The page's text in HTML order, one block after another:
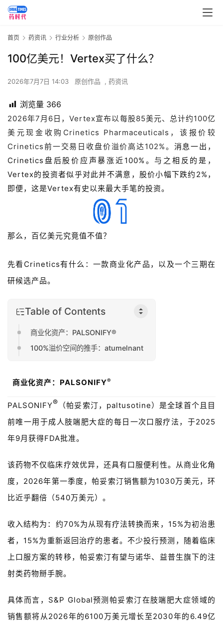
首页 药资讯 行业分析 原创作品
100亿美元！Vertex买了什么？
2026年7月7日 14:03 原创作品 , 药资讯
浏览量 366
2026年7月6日，Vertex宣布以每股85美元、总计约100亿
美元现金收购Crinetics Pharmaceuticals，该报价较
Crinetics前一交易日收盘价溢价高达102%。 消息一出，
Crinetics盘后股价应声暴涨近100%。与之相反的是 ，
Vertex的投资者似乎对此并不满意，股价小幅下跌约2%，
即便，这是Vertex有史以来最大手笔的投资。
那么，百亿美元究竟值不值？
先看Crinetics有什么：一款商业化产品，以及一个三期在
研候选产品。
Table of Contents
商业化资产：PALSONIFY®
100%溢价空间的推手：atumelnant
商业化资产： PALSONIFY®
PALSONIFY® （帕妥索汀， paltusotine）是全球首个且目
前唯一用于成人肢端肥大症的每日一次口服疗法，于2025
年9月获得FDA批准。
该药物不仅临床疗效优异，还具有口服便利性。从商业化角
度， 2026年第一季度， 帕妥索汀销售额为1030万美元，环
比近乎翻倍（540万美元）。
收入结构为： 约70%为从现有疗法转换而来， 15%为初治患
者， 15%为重新返回治疗的患者。不少投行预测 ，随着临床
上口服方案的转移， 帕妥索汀有望与诺华、 益普生旗下的注
射类药物掰手腕。
具体而言， S&P Global预测 帕妥索汀在肢端肥大症领域的
销售额将从2026年的6100万美元增长至2030年的 6.49亿